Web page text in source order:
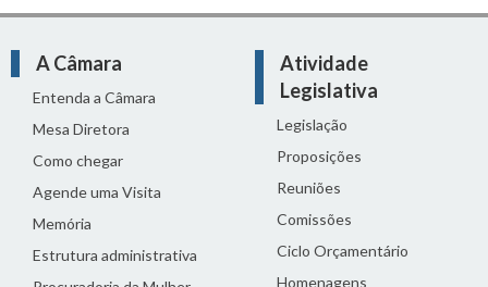
A Câmara
Entenda a Câmara
Mesa Diretora
Como chegar
Agende uma Visita
Memória
Estrutura administrativa
Atividade
Legislativa
Legislação
Proposições
Reuniões
Comissões
Ciclo Orçamentário
Homenagens